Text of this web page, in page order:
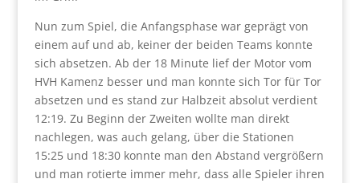
Nun zum Spiel, die Anfangsphase war geprägt von
einem auf und ab, keiner der beiden Teams konnte
sich absetzen. Ab der 18 Minute lief der Motor vom
HVH Kamenz besser und man konnte sich Tor für Tor
absetzen und es stand zur Halbzeit absolut verdient
12:19. Zu Beginn der Zweiten wollte man direkt
nachlegen, was auch gelang, über die Stationen
15:25 und 18:30 konnte man den Abstand vergrößern
und man rotierte immer mehr, dass alle Spieler ihren